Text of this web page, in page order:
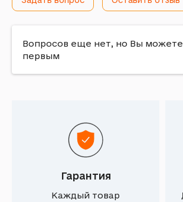
Вопросов еще нет, но Вы
первым
Гарантия
Каждый товар